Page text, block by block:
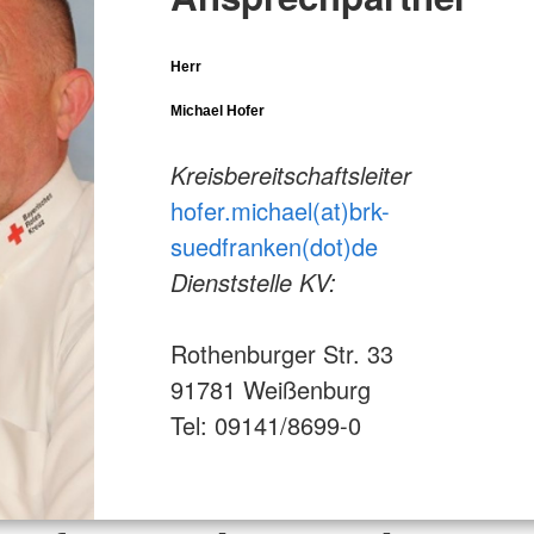
Herr
Michael Hofer
Kreisbereitschaftsleiter
hofer.michael(at)brk-
suedfranken(dot)de
Dienststelle KV:
Rothenburger Str. 33
91781 Weißenburg
Tel: 09141/8699-0